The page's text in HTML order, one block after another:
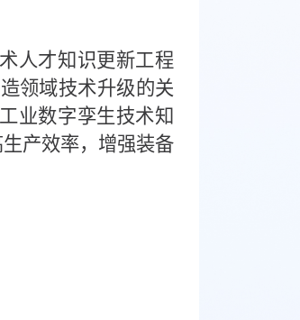
人才知识更新工程
领域技术升级的关
业数字孪生技术知
产效率，增强装备